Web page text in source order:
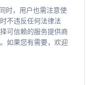
时，用户也需注意使
不违反任何法律法
可信赖的服务提供商
如果您有需要，欢迎